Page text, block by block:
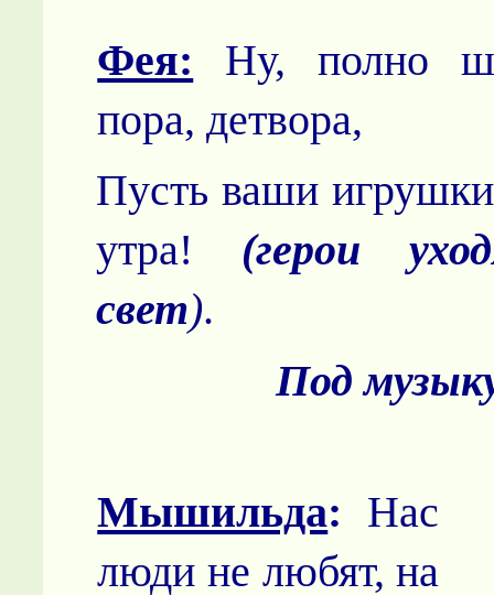
Фея: Ну, полно
пора, детвора,
Пусть ваши
утра! (герои
свет).
Под
Мышильда: Нас
люди не любят, на